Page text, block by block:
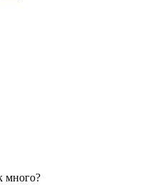
много?